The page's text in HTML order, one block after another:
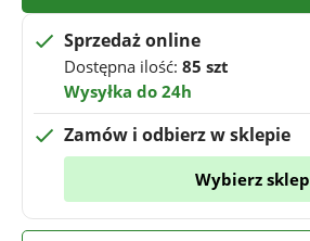
Sprzedaż online
Dostępna ilość: 85 szt
Wysyłka do 24h
Zamów i odbierz w sklepie
Wybierz sklep